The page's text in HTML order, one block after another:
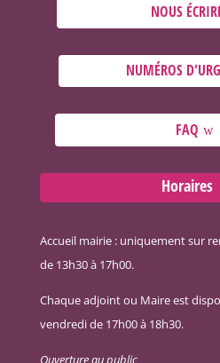
NOUS
NUMÉROS
FAQ
Horaires
Accueil mairie : uniquement sur
de 13h30 à 17h00.
Chaque adjoint ou Maire est
vendredi de 17h00 à 18h30.
Ouverture au public